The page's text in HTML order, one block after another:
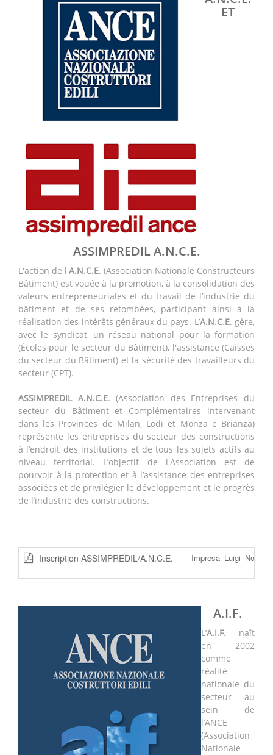
ET
ASSIMPREDIL A.N.C.E.
L'action de l'A.N.C.E. (Association Nationale Constructeurs
Bâtiment) est vouée à la promotion, à la consolidation des
valeurs entrepreneuriales et du travail de l’industrie du
bâtiment et de ses retombées, participant ainsi à la
réalisation des intérêts généraux du pays. L’A.N.C.E. gère,
avec le syndicat, un réseau national pour la formation
(Écoles pour le secteur du Bâtiment), l'assistance (Caisses
du secteur du Bâtiment) et la sécurité des travailleurs du
secteur (CPT).
ASSIMPREDIL A.N.C.E. (Association des Entreprises du
secteur du Bâtiment et Complémentaires intervenant
dans les Provinces de Milan, Lodi et Monza e Brianza)
représente les entreprises du secteur des constructions
à l’endroit des institutions et de tous les sujets actifs au
niveau territorial. L’objectif de l'Association est de
pourvoir à la protection et à l’assistance des entreprises
associées et de privilégier le développement et le progrès
de l’industrie des constructions.
Inscription ASSIMPREDIL/A.N.C.E.
A.I.F.
L’A.I.F. naît
en 2002
comme
réalité
nationale du
secteur au
sein de
l’ANCE
(Association
Nationale